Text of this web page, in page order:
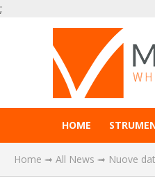
;
HOME
Home ➟ All News ➟ Nuove